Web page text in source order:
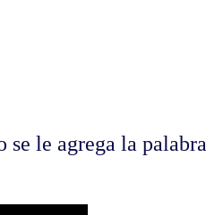
se le agrega la palabra